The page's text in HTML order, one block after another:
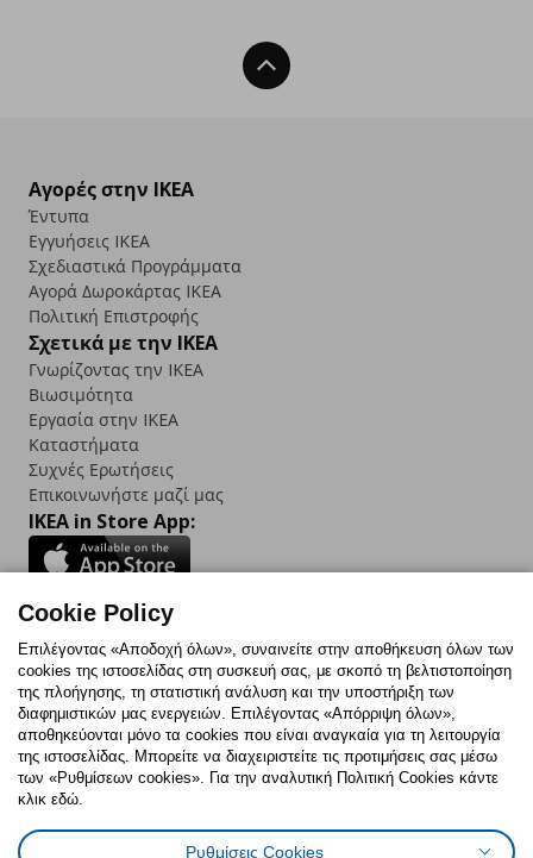
Back To Top
Αγορές στην IKEA
Έντυπα
Εγγυήσεις IKEA
Σχεδιαστικά Προγράμματα
Αγορά Δωρoκάρτας IKEA
Πολιτική Επιστροφής
Σχετικά με την IKEA
Γνωρίζοντας την IKEA
Βιωσιμότητα
Εργασία στην IKEA
Καταστήματα
Συχνές Ερωτήσεις
Επικοινωνήστε μαζί μας
IKEA in Store App:
Follow us:
FacebookInstagram
TikTokYoutubePinterestTwitter
Πολιτική CookiesΔήλωση ψηφιακής προσβασιμότητας
Cookie Policy
Επιλέγοντας «Αποδοχή όλων», συναινείτε στην αποθήκευση όλων των
cookies της ιστοσελίδας στη συσκευή σας, με σκοπό τη βελτιστοποίηση
της πλοήγησης, τη στατιστική ανάλυση και την υποστήριξη των
διαφημιστικών μας ενεργειών. Επιλέγοντας «Απόρριψη όλων»,
αποθηκεύονται μόνο τα cookies που είναι αναγκαία για τη λειτουργία
της ιστοσελίδας. Μπορείτε να διαχειριστείτε τις προτιμήσεις σας μέσω
των «Ρυθμίσεων cookies». Για την αναλυτική Πολιτική Cookies κάντε
κλικ εδώ.
Ρυθμίσεις Cookies